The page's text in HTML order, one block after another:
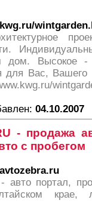
Высокое -
для Вас,
04.10.2007
- продажа
с пробегом
- авто портал,
крае,